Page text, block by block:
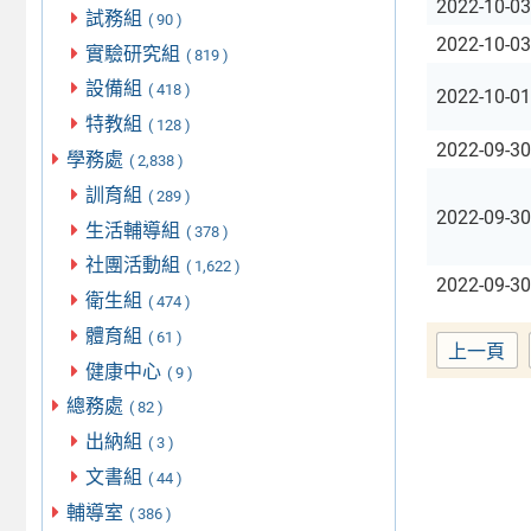
試務組 ( 90 )
實驗研究組 ( 819 )
設備組 ( 418 )
特教組 ( 128 )
學務處 ( 2,838 )
訓育組 ( 289 )
生活輔導組 ( 378 )
社團活動組 ( 1,622 )
衛生組 ( 474 )
體育組 ( 61 )
健康中心 ( 9 )
總務處 ( 82 )
出納組 ( 3 )
文書組 ( 44 )
輔導室 ( 386 )
2022-10-03
2022-10-03
2022-10-01
2022-09-30
2022-09-30
2022-09-30
上一頁